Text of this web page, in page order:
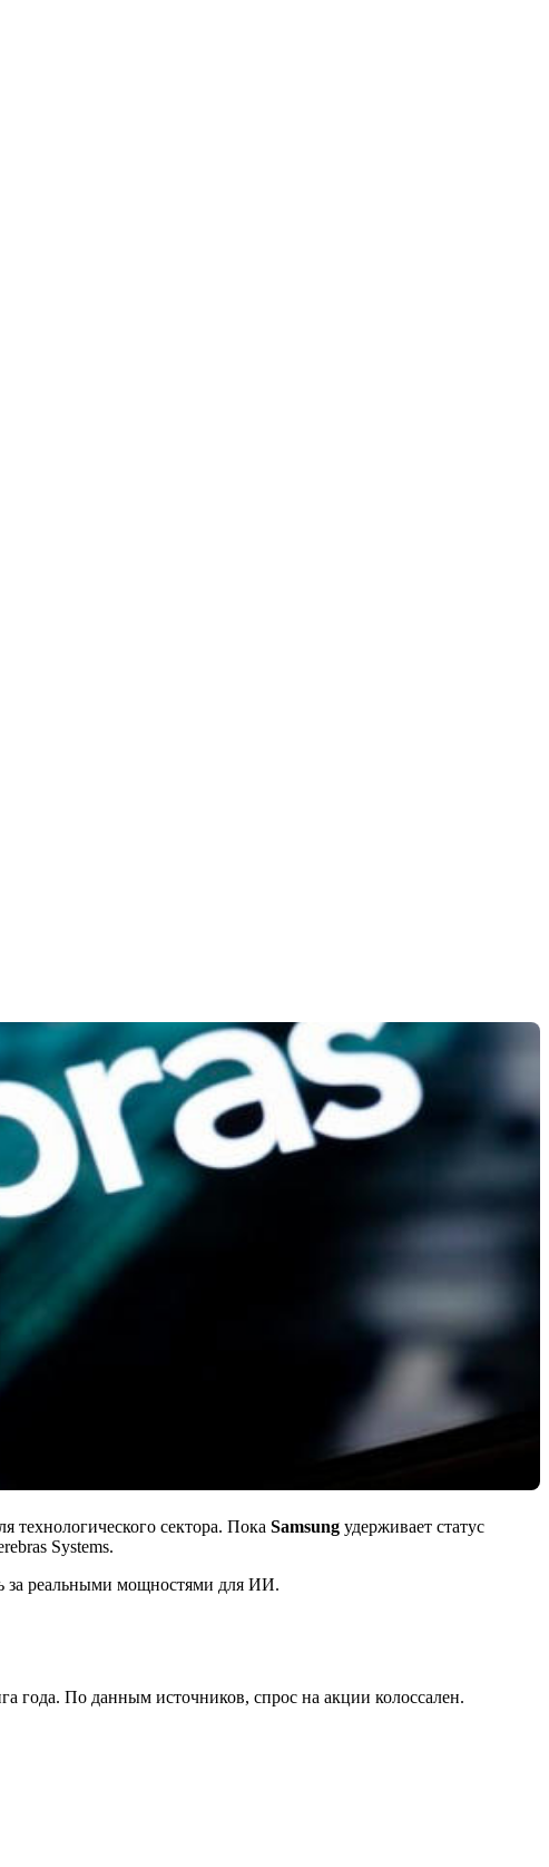
технологического сектора. Пока Samsung удерживает статус
Systems.
за реальными мощностями для ИИ.
года. По данным источников, спрос на акции колоссален.